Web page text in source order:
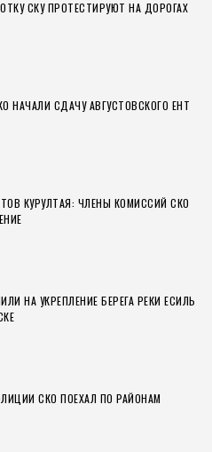
СКУ ПРОТЕСТИРУЮТ НА ДОРОГАХ
НАЧАЛИ СДАЧУ АВГУСТОВСКОГО ЕНТ
КУРУЛТАЯ: ЧЛЕНЫ КОМИССИЙ СКО
НА УКРЕПЛЕНИЕ БЕРЕГА РЕКИ ЕСИЛЬ
СКО ПОЕХАЛ ПО РАЙОНАМ